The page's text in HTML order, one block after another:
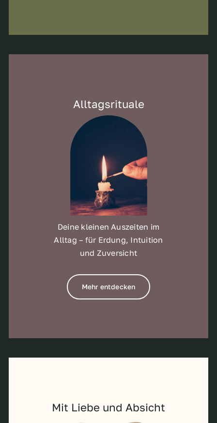
Alltagsrituale
Deine kleinen Auszeiten im
Alltag – für Erdung, Intuition
und Zuversicht
Mehr entdecken
Mit Liebe und Absicht